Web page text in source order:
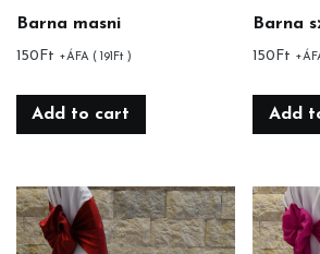
Barna masni
150 Ft +ÁFA ( 191 Ft )
Add to cart
Barna
150 Ft
Add